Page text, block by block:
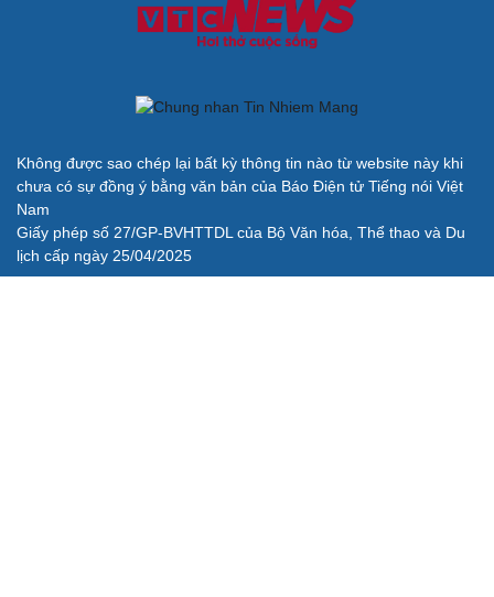
Không được sao chép lại bất kỳ thông tin nào từ website này khi
chưa có sự đồng ý bằng văn bản của Báo Điện tử Tiếng nói Việt
Nam
Giấy phép số 27/GP-BVHTTDL của Bộ Văn hóa, Thể thao và Du
lịch cấp ngày 25/04/2025